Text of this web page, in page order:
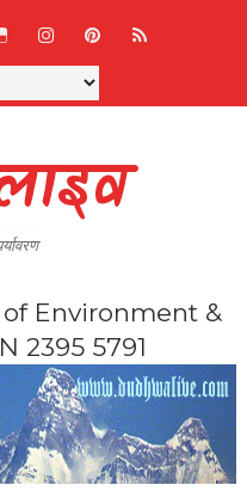
Environment &
2395 5791